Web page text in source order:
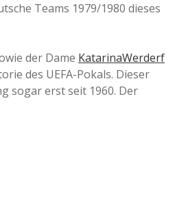
Teams 1979/1980 dieses
der Dame KatarinaWerderf
des UEFA-Pokals. Dieser
sogar erst seit 1960. Der